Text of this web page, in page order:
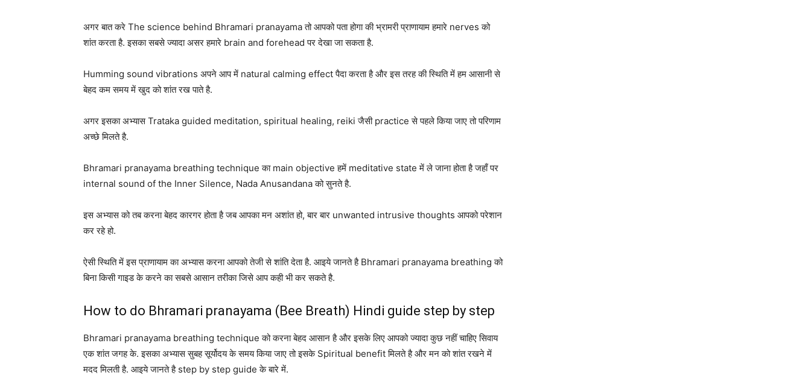
अगर बात करे The science behind Bhramari pranayama तो आपको पता होगा की भ्रामरी प्राणायाम हमारे nerves को
शांत करता है. इसका सबसे ज्यादा असर हमारे brain and forehead पर देखा जा सकता है.
Humming sound vibrations अपने आप में natural calming effect पैदा करता है और इस तरह की स्थिति में हम आसानी से
बेहद कम समय में खुद को शांत रख पाते है.
अगर इसका अभ्यास Trataka guided meditation, spiritual healing, reiki जैसी practice से पहले किया जाए तो परिणाम
अच्छे मिलते है.
Bhramari pranayama breathing technique का main objective हमें meditative state में ले जाना होता है जहाँ पर
internal sound of the Inner Silence, Nada Anusandana को सुनते है.
इस अभ्यास को तब करना बेहद कारगर होता है जब आपका मन अशांत हो, बार बार unwanted intrusive thoughts आपको परेशान
कर रहे हो.
ऐसी स्थिति में इस प्राणायाम का अभ्यास करना आपको तेजी से शांति देता है. आइये जानते है Bhramari pranayama breathing को
बिना किसी गाइड के करने का सबसे आसान तरीका जिसे आप कही भी कर सकते है.
How to do Bhramari pranayama (Bee Breath) Hindi guide step by step
Bhramari pranayama breathing technique को करना बेहद आसान है और इसके लिए आपको ज्यादा कुछ नहीं चाहिए सिवाय
एक शांत जगह के. इसका अभ्यास सुबह सूर्योदय के समय किया जाए तो इसके Spiritual benefit मिलते है और मन को शांत रखने में
मदद मिलती है. आइये जानते है step by step guide के बारे में.